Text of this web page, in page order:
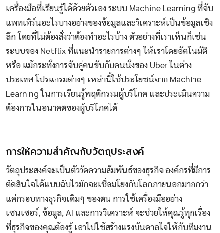
เครื่องมือที่เรียนรู้ได้ด้วยตัวเอง ระบบ Machine Learning ที่จับ
แพทเทิร์นอะไรบางอย่างของข้อมูลและวิเคราะห์เป็นข้อมูลเชิง
ลึก โดยที่ไม่ต้องสั่งว่าต้องทำอะไรบ้าง ตัวอย่างที่เราเห็นก็เช่น
ระบบของ Netflix ที่แนะนำรายการต่างๆ ให้เราโดยอัตโนมัติ
หรือ แม้กระทั่งการจับคู่คนขับกับคนนั่งของ Uber ในต่าง
ประเทศ โปรแกรมต่างๆ เหล่านี้ใช้ประโยชน์จาก Machine
Learning ในการเรียนรู้พฤติกรรมผู้บริโภค และประเมินความ
ต้องการในอนาคตของผู้บริโภคได้
การให้ความสำคัญกับวัตถุประสงค์
วัตถุประสงค์จะเป็นตัววัดความสัมพันธ์ของธุรกิจ องค์กรที่มีการ
ตัดสินใจได้แบบฉับไวมักจะเชื่อมโยงกับโลกภายนอกมากกว่า
แค่กรอบทางธุรกิจเดิมๆ ของตน การใช้เครื่องมืออย่าง
เซนเซอร์, ข้อมูล, AI และการวิเคราะห์ จะช่วยให้คุณรู้ทุกเรื่อง
ที่ธุรกิจของคุณต้องรู้ เอาไปใช้สร้างแรงบันดาลใจให้กับทีมงาน